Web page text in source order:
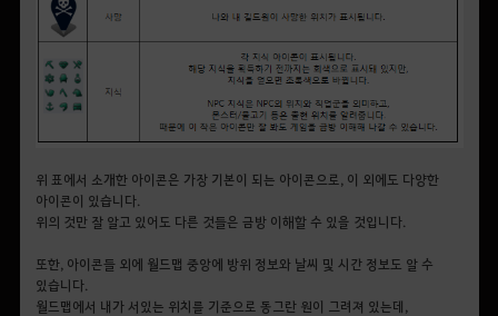
위 표에서 소개한 아이콘은 가장 기본이 되는 아이콘으로, 이 외에도 다양한
아이콘이 있습니다.
위의 것만 잘 알고 있어도 다른 것들은 금방 이해할 수 있을 것입니다.
또한, 아이콘들 외에 월드맵 중앙에 방위 정보와 날씨 및 시간 정보도 알 수
있습니다.
월드맵에서 내가 서있는 위치를 기준으로 동그란 원이 그려져 있는데,